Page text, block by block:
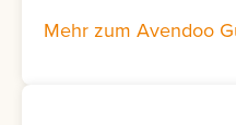
Mehr zum Avendoo